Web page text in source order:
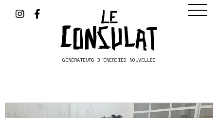
GÉNÉRATEURS D'ÉNERGIES NOUVELLES